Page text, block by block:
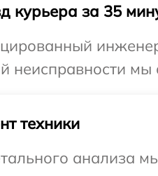
курьера за 35
неисправности
техники
анализа